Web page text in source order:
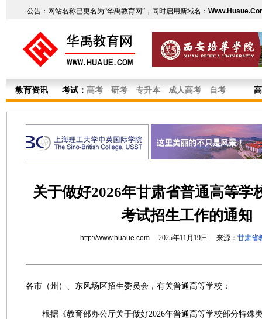
公告：网站名称已更名为“华禹教育网”，同时启用新域名：
教育资讯 考试： 高考 研考 专升本 成人高考 自考
关于做好2026年甘肃省普通高等学
考试招生工作的通知
http://www.huaue.com2025年11月19日 来源： 甘肃省
各市（州）、东风场区招生委员会，有关普通高等学校：
根据《教育部办公厅关于做好2026年普通高等学校部分特殊